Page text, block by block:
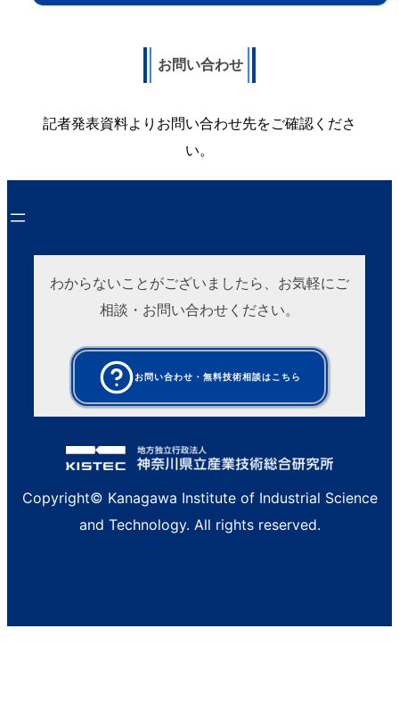
お問い合わせ
記者発表資料よりお問い合わせ先をご確認くださ
い。
わからないことがございましたら、お気軽にご
相談・お問い合わせください。
お問い合わせ・無料技術相談はこちら
Copyright© Kanagawa Institute of Industrial Science
and Technology. All rights reserved.